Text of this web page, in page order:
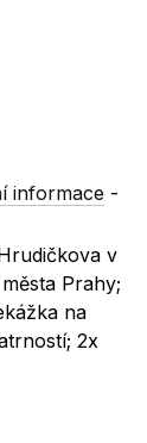
informace -
v
Prahy;
na
2x